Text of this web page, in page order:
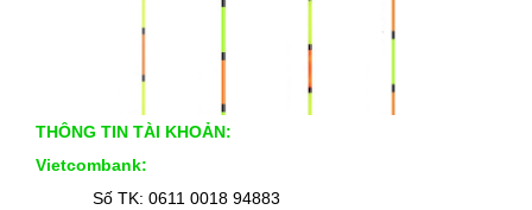
THÔNG TIN TÀI KHOẢN:
Vietcombank:
Số TK: 0611 0018 94883